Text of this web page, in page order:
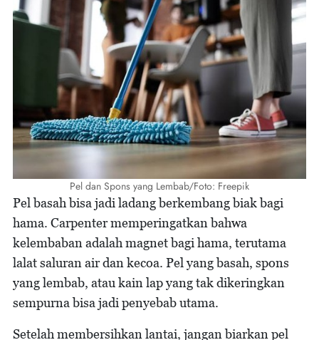
Pel dan Spons yang Lembab/Foto: Freepik
Pel basah bisa jadi ladang berkembang biak bagi
hama. Carpenter memperingatkan bahwa
kelembaban adalah magnet bagi hama, terutama
lalat saluran air dan kecoa. Pel yang basah, spons
yang lembab, atau kain lap yang tak dikeringkan
sempurna bisa jadi penyebab utama.
Setelah membersihkan lantai, jangan biarkan pel